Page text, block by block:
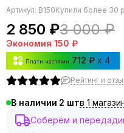
Артикул: B150Купили более 30
2 850 ₽3 000 ₽
Экономия 150 ₽
Плати частями 712 ₽ x 4
Рейтинг и
В наличии 2
в 1
Соберём и